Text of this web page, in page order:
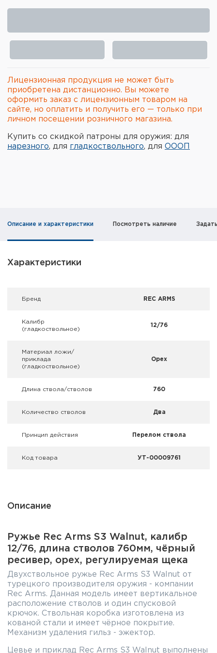
Охотничье снаряжение
Фонари и ЛЦУ
Туристическое снаряжение
Фальшпатроны
Оружейные шкафы и сейфы
Сигнальные средства
Дартс
Лицензионная продукция не может быть
приобретена дистанционно. Вы можете
оформить заказ с лицензионным товаром на
сайте, но оплатить и получить его — только при
личном посещении розничного магазина.
Купить со скидкой патроны для оружия: для
нарезного, для гладкоствольного, для ОООП
Описание и характеристики Посмотреть наличие
Характеристики
Брeнд REC ARMS
Калибр
(гладкоствольное)
12/76
Материал ложи/
приклада
(гладкоствольное)
Орех
Длина ствола/стволов 760
Количество стволов Два
Принцип действия Перелом ствола
Код товара УТ-00009761
Описание
Ружье Rec Arms S3 Walnut, калибр
12/76, длина стволов 760мм, чёрный
ресивер, орех, регулируемая щека
Двухствольное ружье Rec Arms S3 Walnut от
турецкого производителя оружия - компании
Rec Arms. Данная модель имеет вертикальное
расположение стволов и один спусковой
крючок. Ствольная коробка изготовлена из
кованой стали и имеет чёрное покрытие.
Механизм удаления гильз - эжектор.
Цевье и приклад Rec Arms S3 Walnut выполнены